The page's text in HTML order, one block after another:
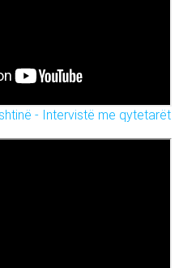
- Intervistë me qytetarët